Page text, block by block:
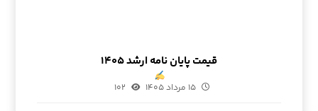
قیمت پایان نامه ارشد ۱۴۰۵
۱۵ مرداد ۱۴۰۵ ۱۰۲